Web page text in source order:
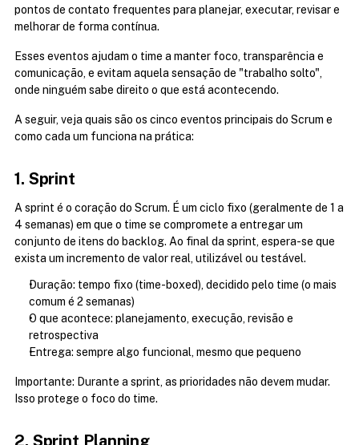
pontos de contato frequentes para planejar, executar, revisar e
melhorar de forma contínua.
Esses eventos ajudam o time a manter foco, transparência e
comunicação, e evitam aquela sensação de "trabalho solto",
onde ninguém sabe direito o que está acontecendo.
A seguir, veja quais são os cinco eventos principais do Scrum e
como cada um funciona na prática:
1. Sprint
A sprint é o coração do Scrum. É um ciclo fixo (geralmente de 1 a
4 semanas) em que o time se compromete a entregar um
conjunto de itens do backlog. Ao final da sprint, espera-se que
exista um incremento de valor real, utilizável ou testável.
Duração: tempo fixo (time-boxed), decidido pelo time (o mais
comum é 2 semanas)
O que acontece: planejamento, execução, revisão e
retrospectiva
Entrega: sempre algo funcional, mesmo que pequeno
Importante: Durante a sprint, as prioridades não devem mudar.
Isso protege o foco do time.
2. Sprint Planning